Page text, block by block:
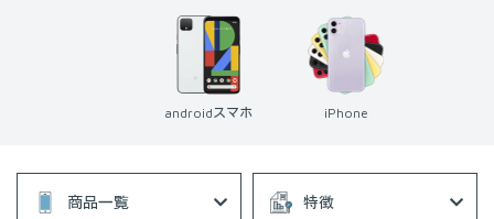
androidスマホ iPhone
商品一覧 特徴